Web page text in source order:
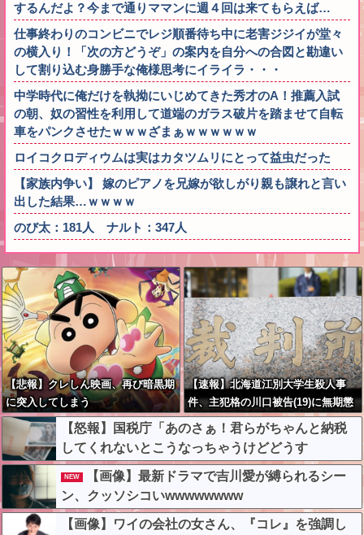
するんだよ？今まで通りママンに週４回は来てもらえば…
仕事終わりのコンビニでレジ順番待ち中に老害ジジイが堂々
の横入り！「次の方どうぞ」の案内を自分への合図と勘違い
して割り込む身勝手な俺様思考にイライラ・・・
中学時代に俺だけを執拗にいじめてきた秀才のA！推薦入試
の朝、奴の習性を利用して道端のガラス破片を踏ませて自転
車をパンクさせたｗｗｗざまぁｗｗｗｗｗｗ
ロイコクロディウムは実はカタツムリにとって益虫だった
【家族内争い】 嫁のピアノを兄嫁が欲しがり親も譲れと言い
出した結果…ｗｗｗｗ
のび太：181人 ナルト：347人
【悲報】クレしん映画、再び暗黒期
に突入してしまう
【速報】北海道江別大学生殺人事
件、主犯格の川口被告(19)に無期懲
役の判決←これ、妥当だと思
う？？？？？？
【怒報】国税庁「あのさぁ！君らがちゃんと納税
してくれないとこうなっちゃうけどどうす
る？！」←これw w w w w w w w
NEW
【画像】最新ドラマで吉川愛が縛られるシー
ン、クッソシコいwwwwwwww
【画像】ワイの会社の女さん、『コレ』を強調し